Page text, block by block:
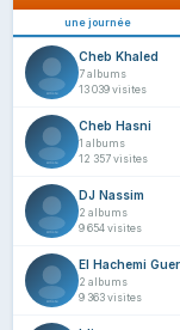
une journée
Cheb Khaled
7 albums
13 039 visites
Cheb Hasni
1 albums
12 357 visites
DJ Nassim
2 albums
9 654 visites
El Hachemi
2 albums
9 363 visites